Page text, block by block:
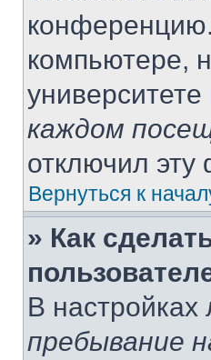
компьютере,
каждом
отключил эту
Вернуться к
» Как
В
пребывание